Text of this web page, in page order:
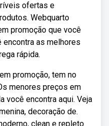
ofertas e
Webquarto
promoção que você
encontra as melhores
rápida.
promoção, tem no
menores preços em
você encontra aqui. Veja
decoração de.
clean e repleto